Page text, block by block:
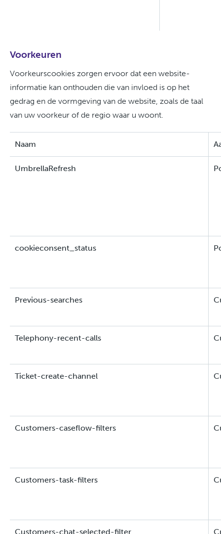
Voorkeuren
Voorkeurscookies zorgen ervoor dat een website-
informatie kan onthouden die van invloed is op het
gedrag en de vormgeving van de website, zoals de taal
van uw voorkeur of de regio waar u woont.
Naam
UmbrellaRefresh
cookieconsent_status
Previous-searches
Telephony-recent-calls
Ticket-create-channel
Customers-caseflow-filters
Customers-task-filters
Customers-chat-selected-filter